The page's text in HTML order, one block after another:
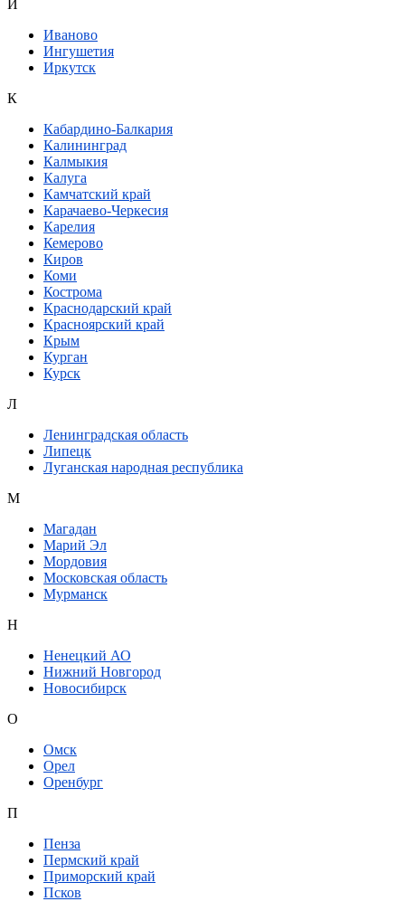
И
Иваново
Ингушетия
Иркутск
К
Кабардино-Балкария
Калининград
Калмыкия
Калуга
Камчатский край
Карачаево-Черкесия
Карелия
Кемерово
Киров
Коми
Кострома
Краснодарский край
Красноярский край
Крым
Курган
Курск
Л
Ленинградская область
Липецк
Луганская народная республика
М
Магадан
Марий Эл
Мордовия
Московская область
Мурманск
Н
Ненецкий АО
Нижний Новгород
Новосибирск
О
Омск
Орел
Оренбург
П
Пенза
Пермский край
Приморский край
Псков